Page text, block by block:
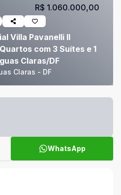
Villa Pavanelli II
com 3 Suítes e 1
Claras/DF
Claras - DF
R$ 1.060.000,00
WhatsApp